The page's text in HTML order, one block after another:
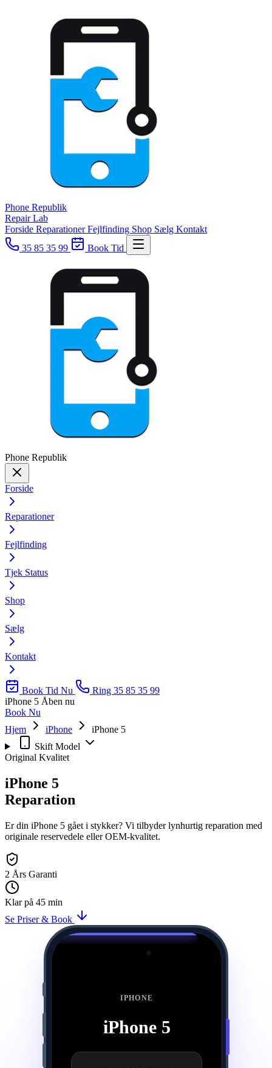
Phone Republik
Repair Lab
Forside ReparationerFejlfinding Shop Sælg Kontakt
35 85 35 99
Book Tid
Phone Republik
Forside
Reparationer
Fejlfinding
Tjek Status
Shop
Sælg
Kontakt
Book Tid Nu
Ring 35 85 35 99
iPhone 5 Åben nu
Book Nu
Hjem
iPhone
iPhone 5
Skift Model
Original Kvalitet
iPhone 5
Reparation
Er din iPhone 5 gået i stykker? Vi tilbyder lynhurtig reparation med
originale reservedele eller OEM-kvalitet.
2 Års Garanti
Klar på 45 min
Se Priser & Book
Præcisionslaser reparation af iPhone 5
IPHONE
iPhone 5